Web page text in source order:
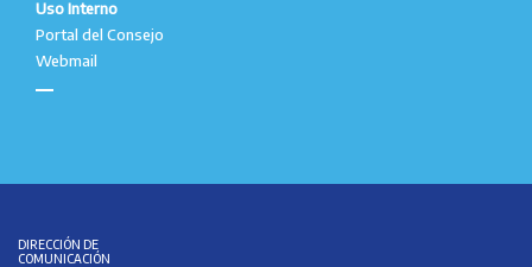
Uso Interno
Portal del Consejo
Webmail
DIRECCIÓN DE
COMUNICACIÓN